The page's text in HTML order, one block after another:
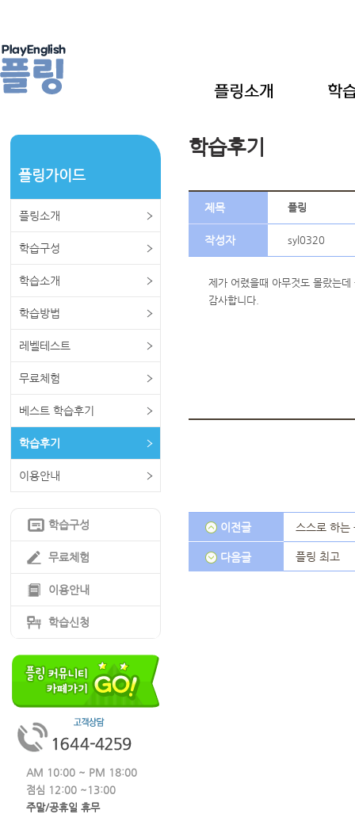
플링가이드
플링소개
학습구성
학습소개
학습방법
레벨테스트
무료체험
베스트 학습후기
학습후기
이용안내
학습구성
무료체험
이용안내
학습신청
AM 10:00 ~ PM 18:00
점심 12:00 ~13:00
주말/공휴일 휴무
학습후기
제목 플링
작성자 syl0320
제가 어렸을때 아무것도 몰랐는
감사합니다.
이전글 스스로 하는
다음글 플링 최고